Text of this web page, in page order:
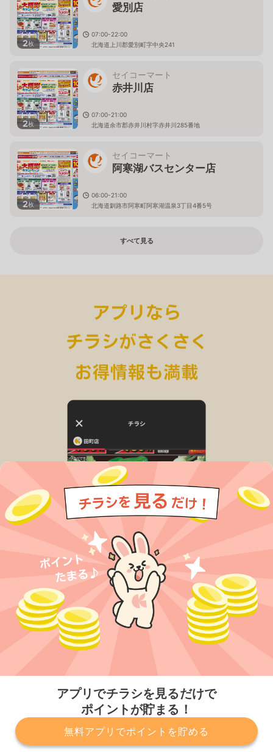
アプリでチラシを見るだけで
ポイントが貯まる！
無料アプリでポイントを貯める
2枚
愛別店
07:00-22:00
北海道上川郡愛別町字中央241
2枚
セイコーマート
赤井川店
07:00-21:00
北海道余市郡赤井川村字赤井川285番地
2枚
セイコーマート
阿寒湖バスセンター店
06:00-21:00
北海道釧路市阿寒町阿寒湖温泉3丁目4番5号
すべて見る
プライバシーポリシー 利用規約
運営会社